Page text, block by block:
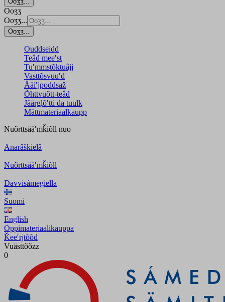
Ooʒʒ
Ooʒʒ...
Ooʒʒ...
Ouddseidd
Teâđ meeʹst
Tuʹmmstõktuâjj
Vasttõsvuuʹd
Ääiʹjpoddsaž
Õhttvuõtt-teâđ
Jåårǥlõʹtti da tuulk
Mättmateriaalkaupp
Nuõrttsääʹmǩiõll nuo
Anarâškielâ
Nuõrttsääʹmǩiõll
Davvisámegiella
Suomi
English
Oppimateriaalikauppa
Ǩeeʹrjtõõđ
Vuästtõõzz
0